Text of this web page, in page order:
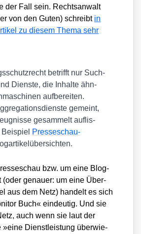
der Fall sein. Rechts­an­walt
von den Guten) schreibt in
zu die­sem The­ma sehr
betrifft nur Such­
Diens­te, die Inhal­te ähn­
auf­be­rei­ten.
gemeint,
gesam­melt auf­lis­
Pres­se­schau­
bzw. um eine Blog­
(oder genau­er: um eine Über­
aus dem Netz) han­delt es sich
Buch« ein­deu­tig. Und sie
auch wenn sie laut der
»eine Dienst­leis­tung über­wie­